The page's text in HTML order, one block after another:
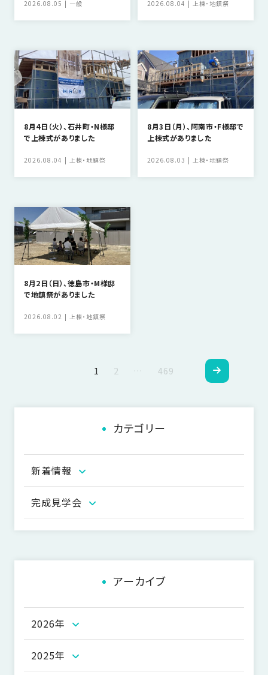
2026.08.05 一般 2026.08.04 上棟・地鎮祭
8月4日（火）、石井町・N様邸
で上棟式がありました
2026.08.04 上棟・地鎮祭
8月3日（月）、阿南市・F様邸で
上棟式がありました
2026.08.03 上棟・地鎮祭
8月2日（日）、徳島市・M様邸
で地鎮祭がありました
2026.08.02 上棟・地鎮祭
ビ
シ
ン
1 2 … 469
カテゴリー
新着情報
完成見学会
アーカイブ
2026年
2025年